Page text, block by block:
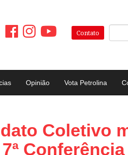
Contato
Opinião Vota Petrolina
Coletivo